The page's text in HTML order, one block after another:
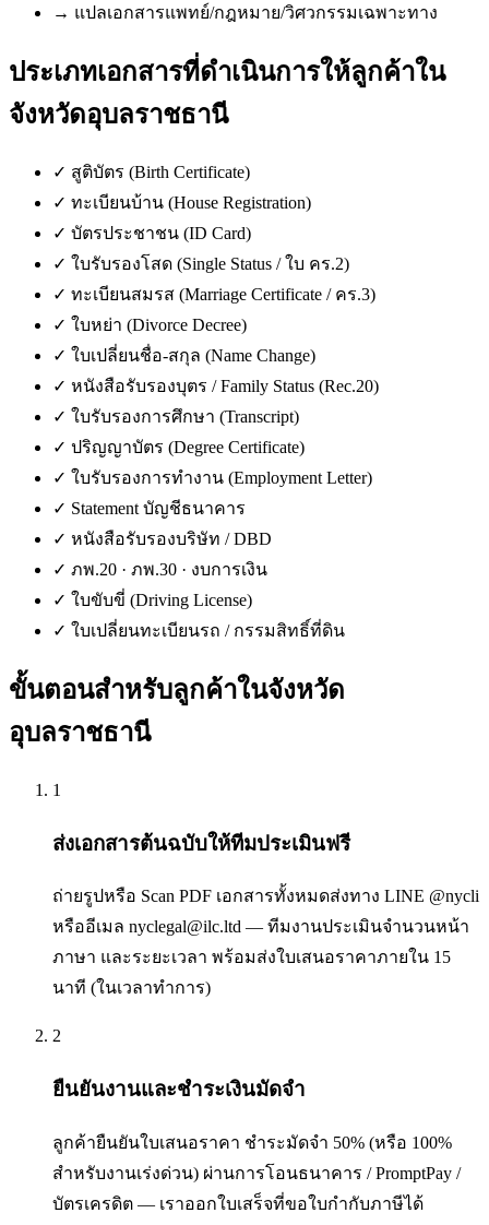
→ แปลเอกสารแพทย์/กฎหมาย/วิศวกรรมเฉพาะทาง
ประเภทเอกสารที่ดำเนินการให้ลูกค้าใน
จังหวัดอุบลราชธานี
✓ สูติบัตร (Birth Certificate)
✓ ทะเบียนบ้าน (House Registration)
✓ บัตรประชาชน (ID Card)
✓ ใบรับรองโสด (Single Status / ใบ คร.2)
✓ ทะเบียนสมรส (Marriage Certificate / คร.3)
✓ ใบหย่า (Divorce Decree)
✓ ใบเปลี่ยนชื่อ-สกุล (Name Change)
✓ หนังสือรับรองบุตร / Family Status (Rec.20)
✓ ใบรับรองการศึกษา (Transcript)
✓ ปริญญาบัตร (Degree Certificate)
✓ ใบรับรองการทำงาน (Employment Letter)
✓ Statement บัญชีธนาคาร
✓ หนังสือรับรองบริษัท / DBD
✓ ภพ.20 · ภพ.30 · งบการเงิน
✓ ใบขับขี่ (Driving License)
✓ ใบเปลี่ยนทะเบียนรถ / กรรมสิทธิ์ที่ดิน
ขั้นตอนสำหรับลูกค้าในจังหวัด
อุบลราชธานี
1
ส่งเอกสารต้นฉบับให้ทีมประเมินฟรี
ถ่ายรูปหรือ Scan PDF เอกสารทั้งหมดส่งทาง LINE @nycli
หรืออีเมล nyclegal@ilc.ltd — ทีมงานประเมินจำนวนหน้า
ภาษา และระยะเวลา พร้อมส่งใบเสนอราคาภายใน 15
นาที (ในเวลาทำการ)
2
ยืนยันงานและชำระเงินมัดจำ
ลูกค้ายืนยันใบเสนอราคา ชำระมัดจำ 50% (หรือ 100%
สำหรับงานเร่งด่วน) ผ่านการโอนธนาคาร / PromptPay /
บัตรเครดิต — เราออกใบเสร็จที่ขอใบกำกับภาษีได้